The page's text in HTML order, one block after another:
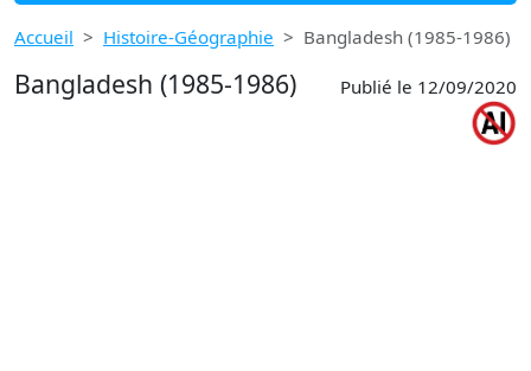
Accueil Histoire-Géographie Bangladesh (1985-1986)
Bangladesh (1985-1986) Publié le 12/09/2020